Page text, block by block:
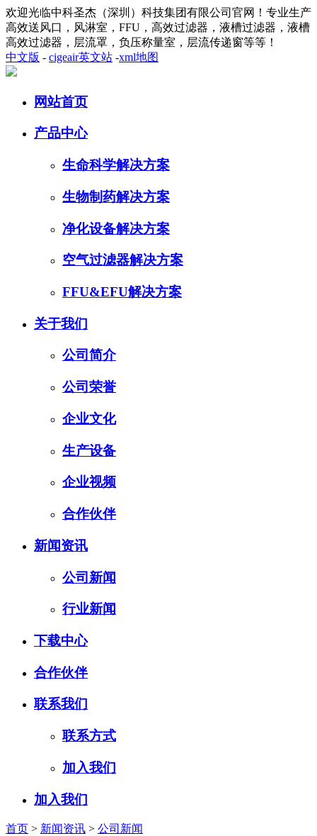
欢迎光临中科圣杰（深圳）科技集团有限公司官网！专业生产
高效送风口，风淋室，FFU，高效过滤器，液槽过滤器，液槽
高效过滤器，层流罩，负压称量室，层流传递窗等等！
中文版 - cigeair英文站 -xml地图
网站首页
产品中心
生命科学解决方案
生物制药解决方案
净化设备解决方案
空气过滤器解决方案
FFU&EFU解决方案
关于我们
公司简介
公司荣誉
企业文化
生产设备
企业视频
合作伙伴
新闻资讯
公司新闻
行业新闻
下载中心
合作伙伴
联系我们
联系方式
加入我们
加入我们
首页 > 新闻资讯 > 公司新闻